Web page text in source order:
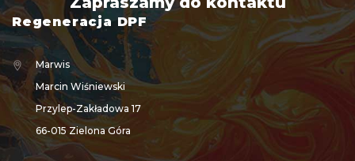
Regeneracja DPF
Marwis
Marcin Wiśniewski
Przylep-Zakładowa 17
66-015 Zielona Góra